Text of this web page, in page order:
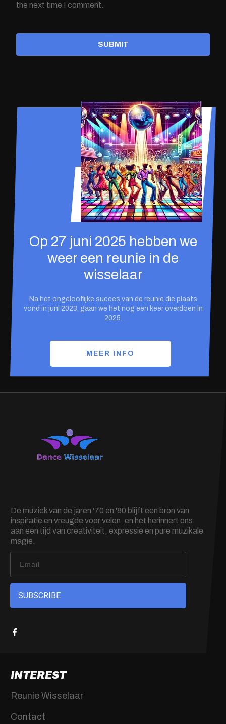
the next time I comment.
SUBMIT
Op 27 juni 2025 hebben we
weer een reunie in de
wisselaar
Na het ongelooflijke succes van de reunie die plaats
vond in juni 2023, gaan we het nog een keer overdoen in
2025.
MEER INFO
De muziek van de jaren '70 en '80 blijft een bron van
inspiratie en vreugde voor velen, en het herinnert ons
aan een tijd van creativiteit, expressie en pure muzikale
magie.
SUBSCRIBE
INTEREST
Reunie Wisselaar
Contact